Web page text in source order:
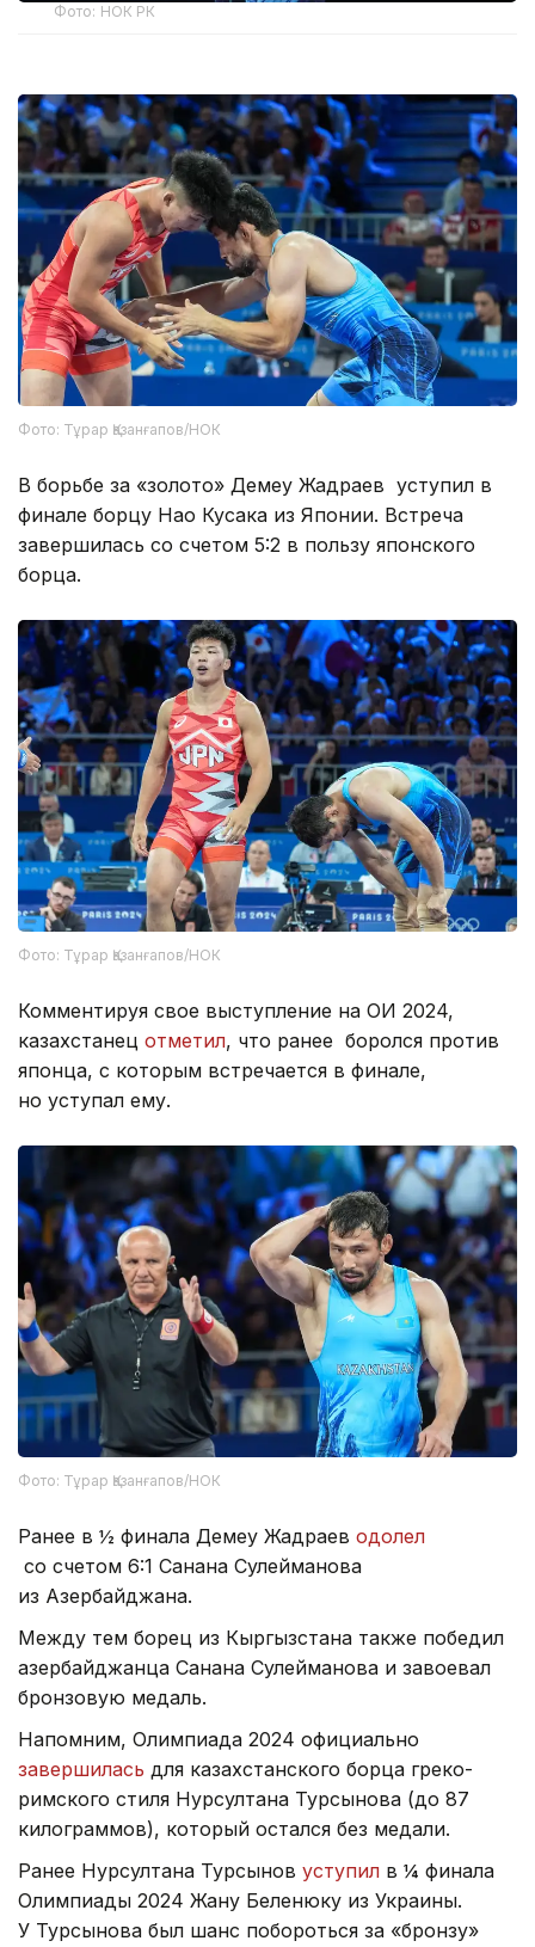
Фото: НОК РК
Фото: Тұрар Қазанғапов/НОК
В борьбе за «золото» Демеу Жадраев уступил в
финале борцу Нао Кусака из Японии. Встреча
завершилась со счетом 5:2 в пользу японского
борца.
Фото: Тұрар Қазанғапов/НОК
Комментируя свое выступление на ОИ 2024,
казахстанец отметил, что ранее боролся против
японца, с которым встречается в финале,
но уступал ему.
Фото: Тұрар Қазанғапов/НОК
Ранее в ½ финала Демеу Жадраев одолел
со счетом 6:1 Санана Сулейманова
из Азербайджана.
Между тем борец из Кыргызстана также победил
азербайджанца Санана Сулейманова и завоевал
бронзовую медаль.
Напомним, Олимпиада 2024 официально
завершилась для казахстанского борца греко-
римского стиля Нурсултана Турсынова (до 87
килограммов), который остался без медали.
Ранее Нурсултана Турсынов уступил в ¼ финала
Олимпиады 2024 Жану Беленюку из Украины.
У Турсынова был шанс побороться за «бронзу»